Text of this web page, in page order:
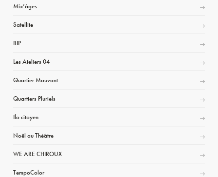
Mix’âges
Satellite
BIP
Les Ateliers 04
Quartier Mouvant
Quartiers Pluriels
Ilo citoyen
Noël au Théâtre
WE ARE CHIROUX
TempoColor